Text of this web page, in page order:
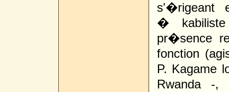
�
pr�sence
fonction
P. Kagame
Rwanda -